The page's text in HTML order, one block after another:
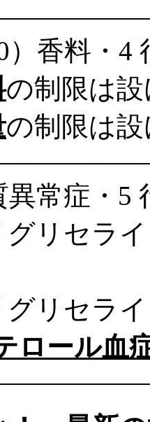
）香料・4
の制限は
の制限は
異常症・5
グリセラ
グリセラ
ロール血